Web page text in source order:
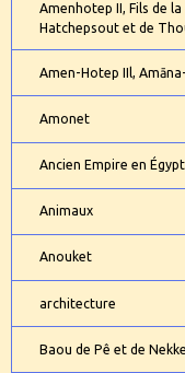
Amenhotep II, Fils de
Hatchepsout et de
Amen-Hotep IIl,
Amonet
Ancien Empire en
Animaux
Anouket
architecture
Baou de Pê et de